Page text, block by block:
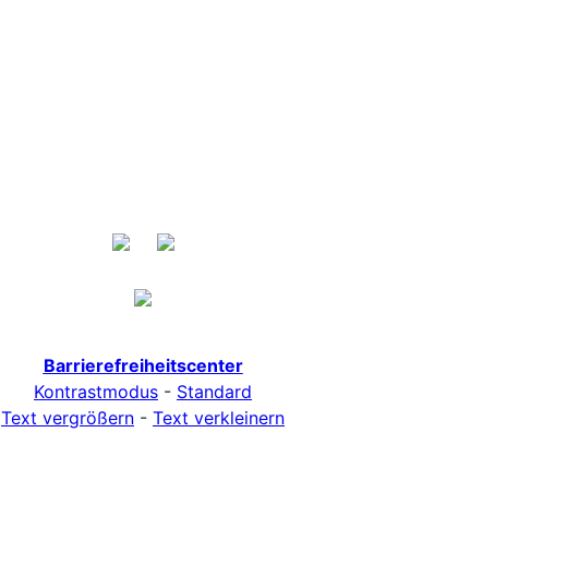
Barrierefreiheitscenter
Kontrastmodus - Standard
Text vergrößern - Text verkleinern